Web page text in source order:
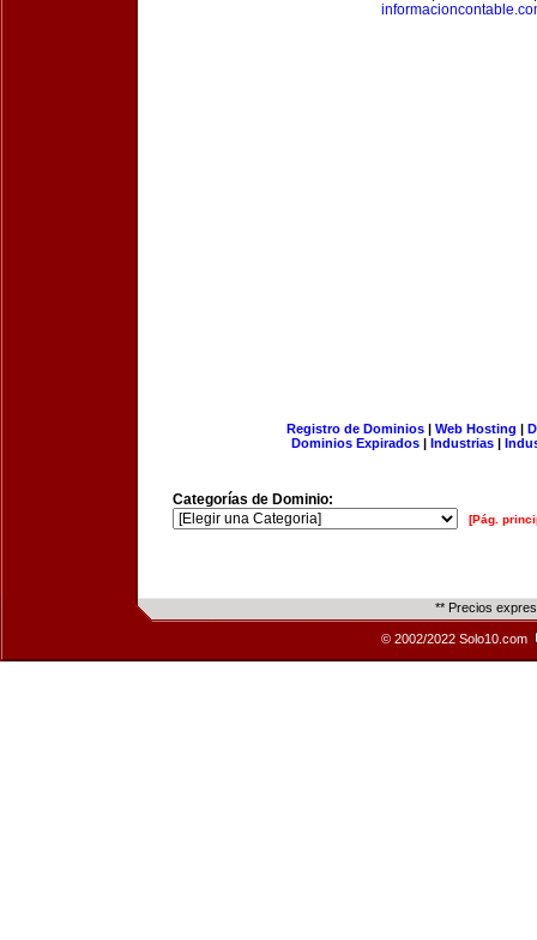
Registro de Dominios| Web Hosting |
Dominios Expirados | Industrias |
Categorías de Dominio:
[Pág.
** Precios
© 2002/2022 Solo10.com